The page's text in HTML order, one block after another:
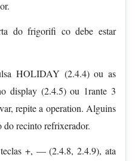
do frigorifi co debe estar
HOLIDAY (2.4.4) ou as
display (2.4.5) ou 1rante 3
repite a operation. Alguins
do recinto refrixerador.
+, — (2.4.8, 2.4.9), ata